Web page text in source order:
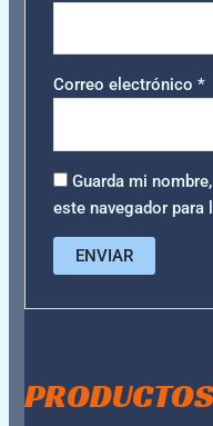
Correo electrónico *
Guarda mi
este navegador para